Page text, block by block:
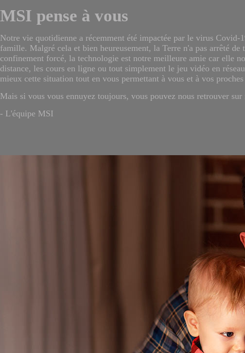
MSI pense à vous
Notre vie quotidienne a récemment été impactée par le virus Covid-
famille. Malgré cela et bien heureusement, la Terre n'a pas arrêté
confinement forcé, la technologie est notre meilleure amie car elle
distance, les cours en ligne ou tout simplement le jeu vidéo en
mieux cette situation tout en vous permettant à vous et à vos
Mais si vous vous ennuyez toujours, vous pouvez nous retrouver
- L'équipe MSI